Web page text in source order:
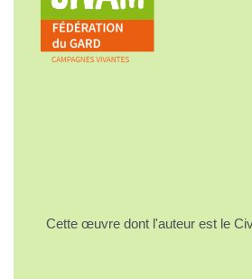
Cette œuvre dont l'auteur est le